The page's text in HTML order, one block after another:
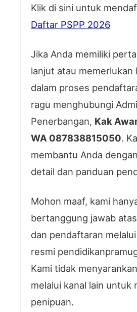
Klik di sini untuk
Daftar PSPP 2026
Jika Anda memiliki
lanjut atau memerlukan
dalam proses
ragu menghubungi
Penerbangan, Kak
WA 087838815050.
membantu Anda
detail dan panduan
Mohon maaf, kami
bertanggung jawab
dan pendaftaran
resmi
Kami tidak
melalui kanal lain untuk
penipuan.